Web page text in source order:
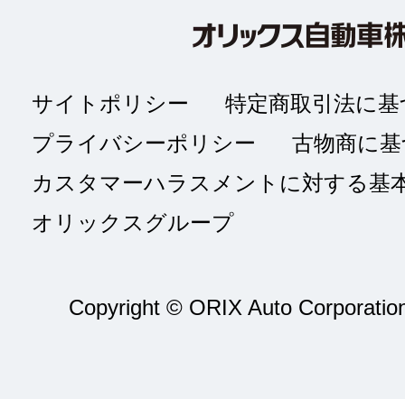
サイトポリシー
特定商取引法に
プライバシーポリシー
古物商に
カスタマーハラスメントに対する基
オリックスグループ
Copyright © ORIX Auto